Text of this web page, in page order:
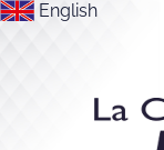
English